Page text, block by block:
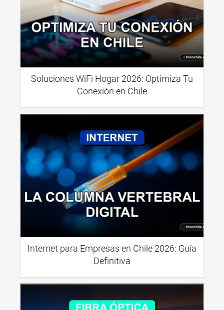
Soluciones WiFi Hogar 2026: Optimiza Tu
Conexión en Chile
Internet para Empresas en Chile 2026: Guía
Definitiva